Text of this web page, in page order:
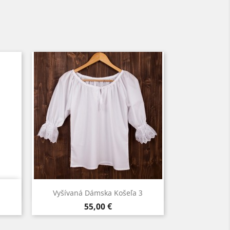
Vyšívaná Dámska Košeľa 3
Cena
55,00 €
Rýchly náhľad